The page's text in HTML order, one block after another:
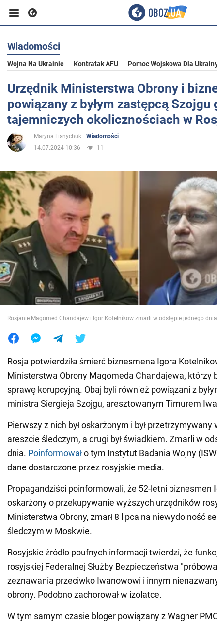
Biznes
Sport
Rozrywka
Życie
Polityka
Społeczeństwo
Wojna na Ukrainie
Świat
Jedzenie
Wiadomości
Wojna Na Ukrainie Kontratak AFU Pomoc Wojskowa Dla
Urzędnik Ministerstwa Obrony i
powiązany z byłym zastępcą Szojgu
tajemniczych okolicznościach w
Maryna Lisnychuk
Wiadomości
14.07.2024 10:36
11
Rosjanie Magomed Chandajew i Igor Kotelnikow zmarli w odstępie jednego
Rosja potwierdziła śmierć biznesmena Igora
Ministerstwa Obrony Magomeda Chandajewa, którzy
sprawę korupcyjną. Obaj byli również powiązani z
ministra Siergieja Szojgu, aresztowanym Timurem
Pierwszy z nich był oskarżonym i był
areszcie śledczym, a drugi był świadkiem. Zmarli w
dnia. Poinformowało tym Instytut Badania Wojny
dane dostarczone przez rosyjskie media.
Propagandziści poinformowali, że 52-letni biznesmen
oskarżony o przekupywanie wyższych urzędników
Ministerstwa Obrony, zmarł 8 lipca na niewydolność
śledczym w Moskwie.
Rosyjskie źródło poufnych informacji twierdzi, że
rosyjskiej Federalnej Służby Bezpieczeństwa
zeznawania przeciwko Iwanowowi i innym
obrony. Podobno zachorował w izolatce.
W tym samym czasie bloger powiązany z Wagner